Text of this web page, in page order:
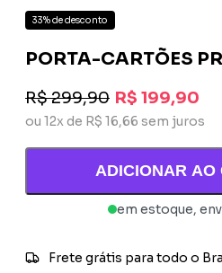
33% de desconto
PORTA-CARTÕES
R$ 299,90 R$ 199,90
ou 12x de R$ 16,66 sem juros
ADICIONAR AO
em estoque,
Frete grátis para todo o